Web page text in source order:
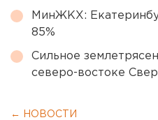
МинЖКХ:
85%
Сильное
северо-востоке
← НОВОСТИ